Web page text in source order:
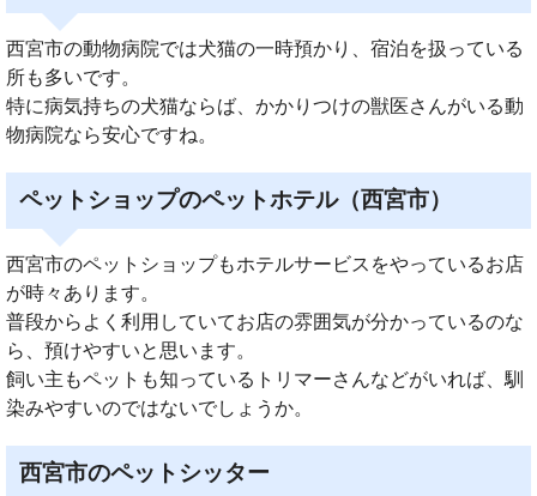
西宮市の動物病院では犬猫の一時預かり、宿泊を扱っている
所も多いです。
特に病気持ちの犬猫ならば、かかりつけの獣医さんがいる動
物病院なら安心ですね。
ペットショップのペットホテル（西宮市）
西宮市のペットショップもホテルサービスをやっているお店
が時々あります。
普段からよく利用していてお店の雰囲気が分かっているのな
ら、預けやすいと思います。
飼い主もペットも知っているトリマーさんなどがいれば、馴
染みやすいのではないでしょうか。
西宮市のペットシッター